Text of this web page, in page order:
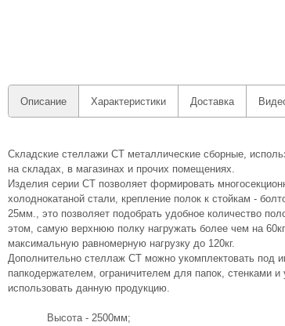
Описание Характеристики Доставка
Складские стеллажи СТ металлические сборные,
на складах, в магазинах и прочих помещениях.
Изделия серии СТ позволяет формировать
холоднокатаной стали, крепление полок к стойкам -
25мм., это позволяет подобрать удобное количество
этом, самую верхнюю полку нагружать более чем на
максимальную равномерную нагрузку до 120кг.
Дополнительно стеллаж СТ можно укомплектовать под
папкодержателем, ограничителем для папок, стенками
использовать данную продукцию.
Высота - 2500мм;